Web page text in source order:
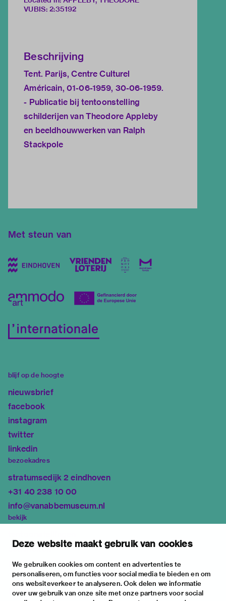
Deze website maakt gebruik van cookies
We gebruiken cookies om content en advertenties te
personaliseren, om functies voor social media te bieden en om
ons websiteverkeer te analyseren. Ook delen we informatie
over uw gebruik van onze site met onze partners voor social
VUBIS: 2:35192
Beschrijving
Tent. Parijs, Centre Culturel
Américain, 01-06-1959, 30-06-1959.
- Publicatie bij tentoonstelling
schilderijen van Theodore Appleby
en beeldhouwwerken van Ralph
Stackpole
Met steun van
blijf op de hoogte
nieuwsbrief
facebook
instagram
twitter
linkedin
bezoekadres
stratumsedijk 2 eindhoven
+31 40 238 10 00
info@vanabbemuseum.nl
bekijk
activiteiten
praktische informatie
over
het museum